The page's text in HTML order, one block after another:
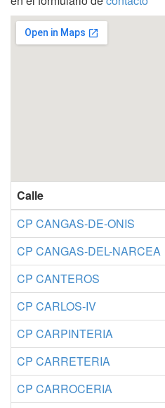
Calle
CP CANGAS-DE-ONIS
CP CANGAS-DEL-NARCEA
CP CANTEROS
CP CARLOS-IV
CP CARPINTERIA
CP CARRETERIA
CP CARROCERIA